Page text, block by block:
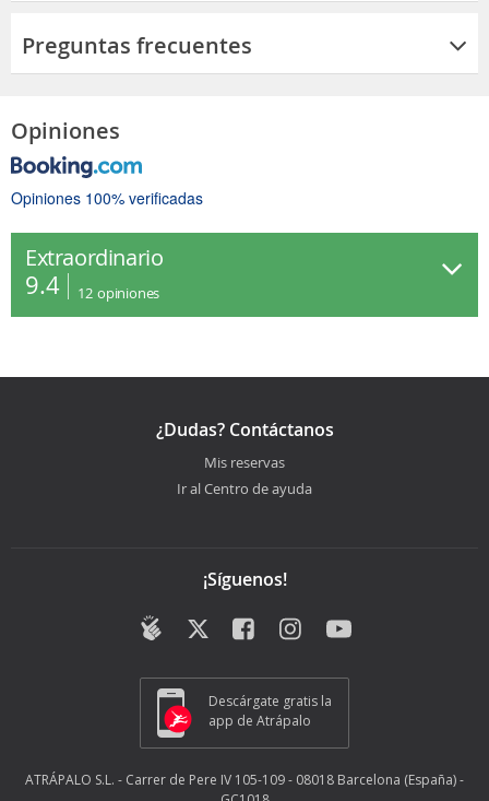
Preguntas frecuentes
Opiniones
Opiniones 100% verificadas
Extraordinario
9.4 12 opiniones
¿Dudas? Contáctanos
Mis reservas
Ir al Centro de ayuda
¡Síguenos!
Descárgate gratis la
app de Atrápalo
ATRÁPALO S.L. - Carrer de Pere IV 105-109 - 08018 Barcelona (España) -